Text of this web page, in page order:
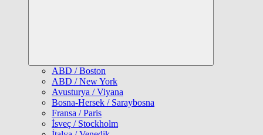
ABD / Boston
ABD / New York
Avusturya / Viyana
Bosna-Hersek / Saraybosna
Fransa / Paris
İsveç / Stockholm